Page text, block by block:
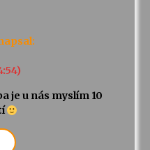
je u nás myslím 10